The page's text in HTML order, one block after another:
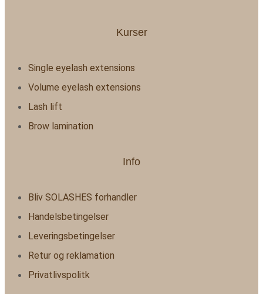
Kurser
Single eyelash extensions
Volume eyelash extensions
Lash lift
Brow lamination
Info
Bliv SOLASHES forhandler
Handelsbetingelser
Leveringsbetingelser
Retur og reklamation
Privatlivspolitk